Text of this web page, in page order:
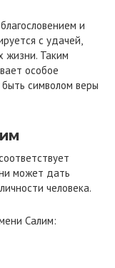
и
с удачей,
жизни. Таким
особое
символом веры
может дать
человека.
Салим: